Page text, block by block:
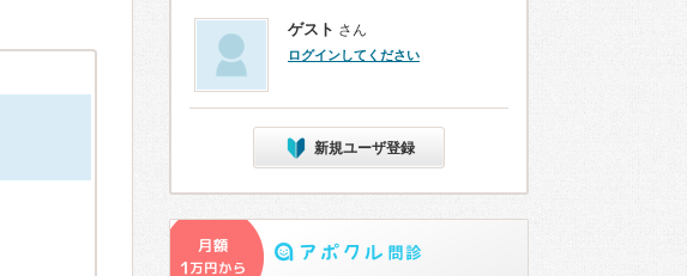
ゲスト さん
ログインしてください
新規ユーザ登録